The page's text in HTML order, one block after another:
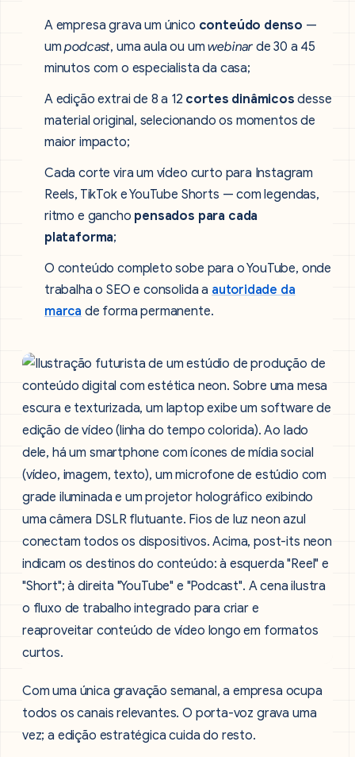
A empresa grava um único conteúdo denso —
umpodcast, uma aula ou umwebinar de 30 a 45
minutos com o especialista da casa;
A edição extrai de 8 a 12 cortes dinâmicosdesse
material original, selecionando os momentos de
maior impacto;
Cada corte vira um vídeo curto para Instagram
Reels, TikTok e YouTube Shorts — com legendas,
ritmo e gancho pensados para cada
plataforma;
O conteúdo completo sobe para o YouTube, onde
trabalha o SEO e consolida a autoridade da
marca de forma permanente.
Com uma única gravação semanal, a empresa ocupa
todos os canais relevantes. O porta-voz grava uma
vez; a edição estratégica cuida do resto.